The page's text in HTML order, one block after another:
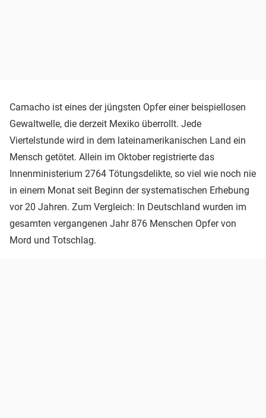
Camacho ist eines der jüngsten Opfer einer beispiellosen
Gewaltwelle, die derzeit Mexiko überrollt. Jede
Viertelstunde wird in dem lateinamerikanischen Land ein
Mensch getötet. Allein im Oktober registrierte das
Innenministerium 2764 Tötungsdelikte, so viel wie noch nie
in einem Monat seit Beginn der systematischen Erhebung
vor 20 Jahren. Zum Vergleich: In Deutschland wurden im
gesamten vergangenen Jahr 876 Menschen Opfer von
Mord und Totschlag.